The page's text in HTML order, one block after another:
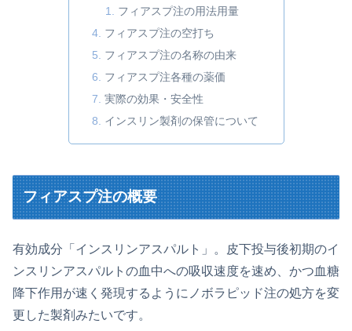
フィアスプ注の用法用量
フィアスプ注の空打ち
フィアスプ注の名称の由来
フィアスプ注各種の薬価
実際の効果・安全性
インスリン製剤の保管について
フィアスプ注の概要
有効成分「インスリンアスパルト」。皮下投与後初期のイ
ンスリンアスパルトの血中への吸収速度を速め、かつ血糖
降下作用が速く発現するようにノボラピッド注の処方を変
更した製剤みたいです。